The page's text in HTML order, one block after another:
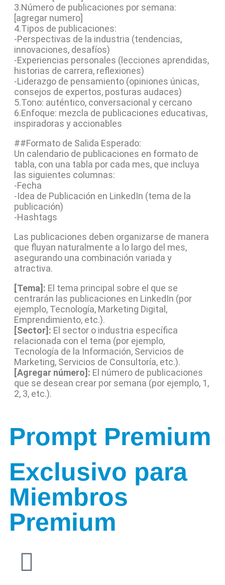
3.Número de publicaciones por semana:
[agregar numero]
4.Tipos de publicaciones:
-Perspectivas de la industria (tendencias,
innovaciones, desafíos)
-Experiencias personales (lecciones aprendidas,
historias de carrera, reflexiones)
-Liderazgo de pensamiento (opiniones únicas,
consejos de expertos, posturas audaces)
5.Tono: auténtico, conversacional y cercano
6.Enfoque: mezcla de publicaciones educativas,
inspiradoras y accionables
##Formato de Salida Esperado:
Un calendario de publicaciones en formato de
tabla, con una tabla por cada mes, que incluya
las siguientes columnas:
-Fecha
-Idea de Publicación en LinkedIn (tema de la
publicación)
-Hashtags
Las publicaciones deben organizarse de manera
que fluyan naturalmente a lo largo del mes,
asegurando una combinación variada y
atractiva.
[Tema]: El tema principal sobre el que se
centrarán las publicaciones en LinkedIn (por
ejemplo, Tecnología, Marketing Digital,
Emprendimiento, etc.).
[Sector]: El sector o industria específica
relacionada con el tema (por ejemplo,
Tecnología de la Información, Servicios de
Marketing, Servicios de Consultoría, etc.).
[Agregar número]: El número de publicaciones
que se desean crear por semana (por ejemplo, 1,
2, 3, etc.).
Prompt Premium
Exclusivo para
Miembros
Premium